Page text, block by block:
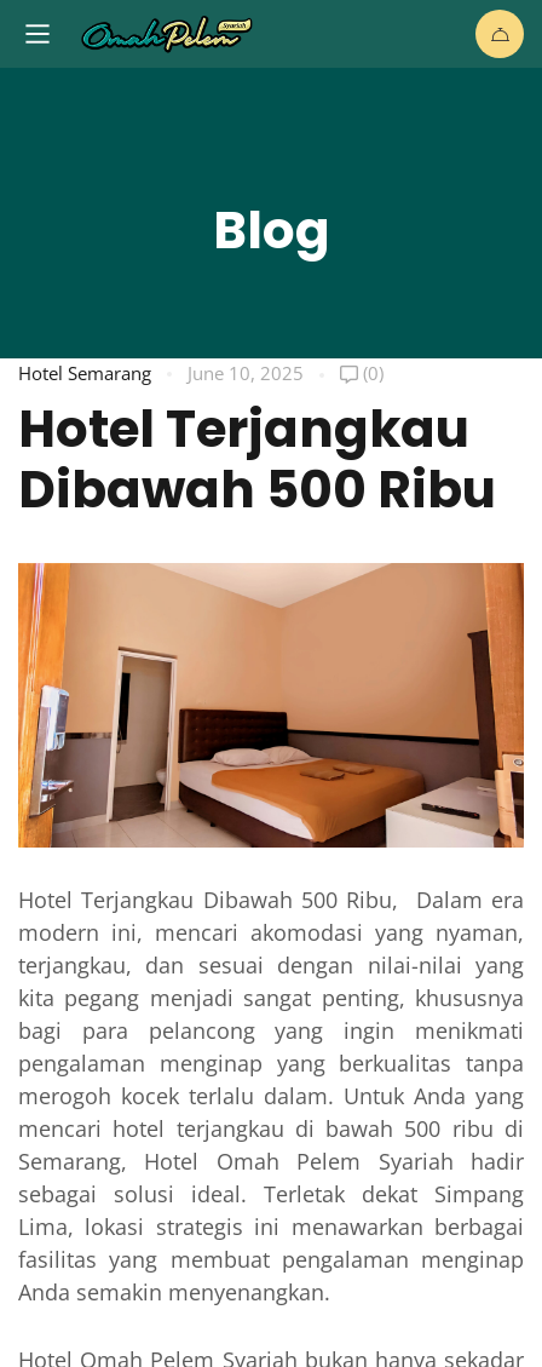
Blog
Hotel Semarang June 10, 2025 (0)
Hotel Terjangkau
Dibawah 500 Ribu
Hotel Terjangkau Dibawah 500 Ribu, Dalam era
modern ini, mencari akomodasi yang nyaman,
terjangkau, dan sesuai dengan nilai-nilai yang
kita pegang menjadi sangat penting, khususnya
bagi para pelancong yang ingin menikmati
pengalaman menginap yang berkualitas tanpa
merogoh kocek terlalu dalam. Untuk Anda yang
mencari hotel terjangkau di bawah 500 ribu di
Semarang, Hotel Omah Pelem Syariah hadir
sebagai solusi ideal. Terletak dekat Simpang
Lima, lokasi strategis ini menawarkan berbagai
fasilitas yang membuat pengalaman menginap
Anda semakin menyenangkan.
Hotel Omah Pelem Syariah bukan hanya sekadar